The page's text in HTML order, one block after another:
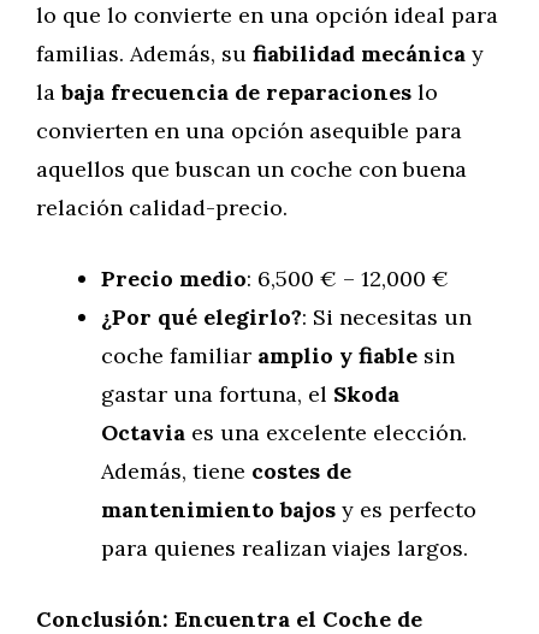
lo que lo convierte en una opción ideal para
familias. Además, su fiabilidad mecánica y
labaja frecuencia de reparaciones lo
convierten en una opción asequible para
aquellos que buscan un coche con buena
relación calidad-precio.
Precio medio: 6,500 € – 12,000 €
¿Por qué elegirlo?: Si necesitas un
coche familiar amplio y fiable sin
gastar una fortuna, el Skoda
Octavia es una excelente elección.
Además, tiene costes de
mantenimiento bajos y es perfecto
para quienes realizan viajes largos.
Conclusión: Encuentra el Coche de